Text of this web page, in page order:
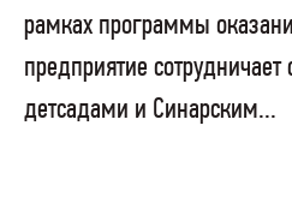
рамках программы
предприятие
детсадами и Синарским...